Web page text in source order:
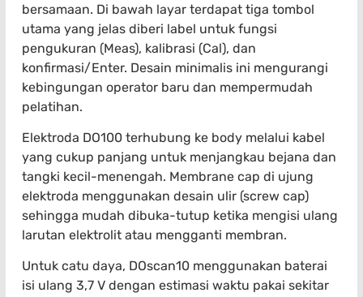
bersamaan. Di bawah layar terdapat tiga tombol
utama yang jelas diberi label untuk fungsi
pengukuran (Meas), kalibrasi (Cal), dan
konfirmasi/Enter. Desain minimalis ini mengurangi
kebingungan operator baru dan mempermudah
pelatihan.
Elektroda DO100 terhubung ke body melalui kabel
yang cukup panjang untuk menjangkau bejana dan
tangki kecil-menengah. Membrane cap di ujung
elektroda menggunakan desain ulir (screw cap)
sehingga mudah dibuka-tutup ketika mengisi ulang
larutan elektrolit atau mengganti membran.
Untuk catu daya, DOscan10 menggunakan baterai
isi ulang 3,7 V dengan estimasi waktu pakai sekitar